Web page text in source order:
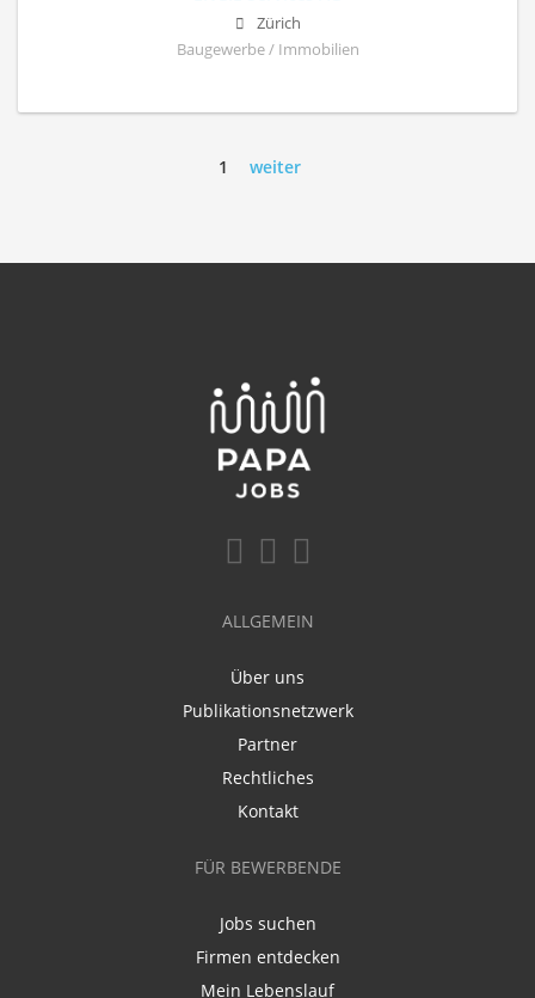
Zürich
Baugewerbe / Immobilien
1 weiter
ALLGEMEIN
Über uns
Publikationsnetzwerk
Partner
Rechtliches
Kontakt
FÜR BEWERBENDE
Jobs suchen
Firmen entdecken
Mein Lebenslauf